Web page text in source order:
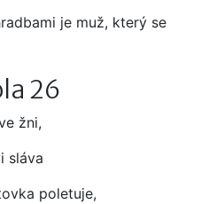
je muž, který se
26
žni,
sláva
poletuje,